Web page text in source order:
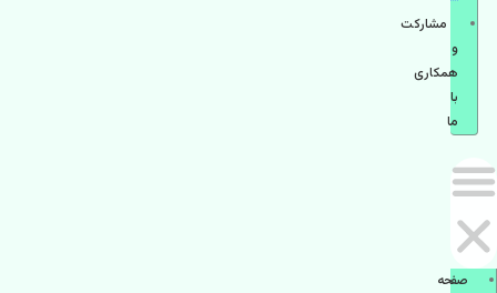
مشاركت
و
همكاری
با
ما
صفحه